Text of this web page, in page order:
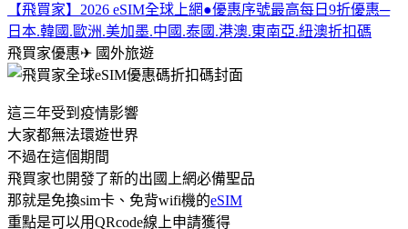
【飛買家】2026 eSIM全球上網●優惠序號最高每日9折優惠─
日本.韓國.歐洲.美加墨.中國.泰國.港澳.東南亞.紐澳折扣碼
飛買家優惠✈ 國外旅遊
這三年受到疫情影響
大家都無法環遊世界
不過在這個期間
飛買家也開發了新的出國上網必備聖品
那就是免換sim卡、免背wifi機的eSIM
重點是可以用QRcode線上申請獲得